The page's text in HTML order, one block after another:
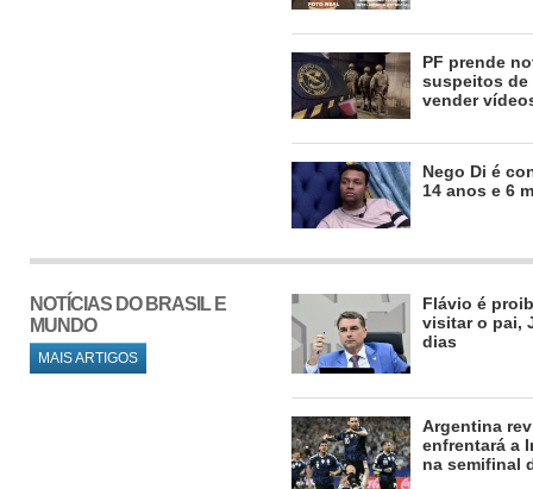
PF prende
suspeitos de
vender
Nego Di é
14 anos e 6
NOTÍCIAS DO BRASIL E
MUNDO
MAIS ARTIGOS
Flávio é
visitar o pai,
dias
Argentina
enfrentará a
na semifinal